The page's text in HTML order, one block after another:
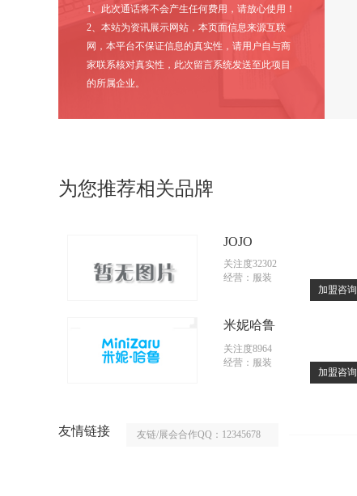
1、此次通话将不会产生任何费用，请放心使用！
2、本站为资讯展示网站，本页面信息来源互联
网，本平台不保证信息的真实性，请用户自与商
家联系核对真实性，此次留言系统发送至此项目
的所属企业。
为您推荐相关品牌
JOJO
关注度32302
经营：服装
加盟咨询
米妮哈鲁
关注度8964
经营：服装
加盟咨询
友情链接 友链/展会合作QQ：12345678